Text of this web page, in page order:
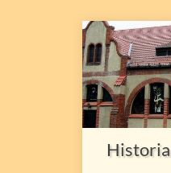
Historia